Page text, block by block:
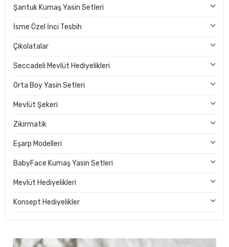
Şantuk Kumaş Yasin Setleri
İsme Özel İnci Tesbih
Çikolatalar
Seccadeli Mevlüt Hediyelikleri
Orta Boy Yasin Setleri
Mevlüt Şekeri
Zikirmatik
Eşarp Modelleri
BabyFace Kumaş Yasin Setleri
Mevlüt Hediyelikleri
Konsept Hediyelikler